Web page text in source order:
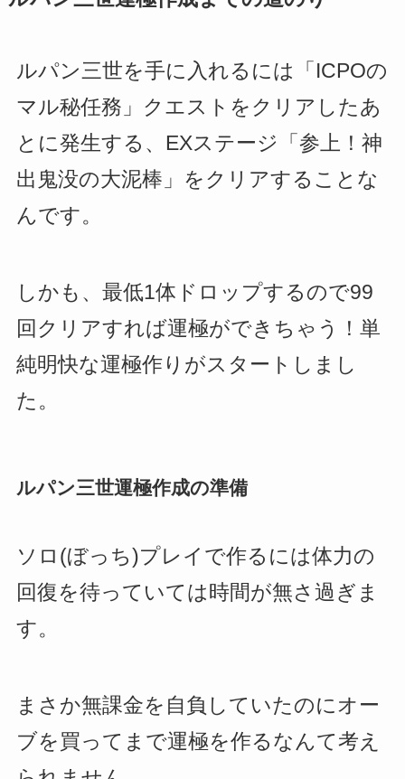
ルパン三世を手に入れるには「ICPOの
マル秘任務」クエストをクリアしたあ
とに発生する、EXステージ「参上！神
出鬼没の大泥棒」をクリアすることな
んです。
しかも、最低1体ドロップするので99
回クリアすれば運極ができちゃう！単
純明快な運極作りがスタートしまし
た。
ルパン三世運極作成の準備
ソロ(ぼっち)プレイで作るには体力の
回復を待っていては時間が無さ過ぎま
す。
まさか無課金を自負していたのにオー
ブを買ってまで運極を作るなんて考え